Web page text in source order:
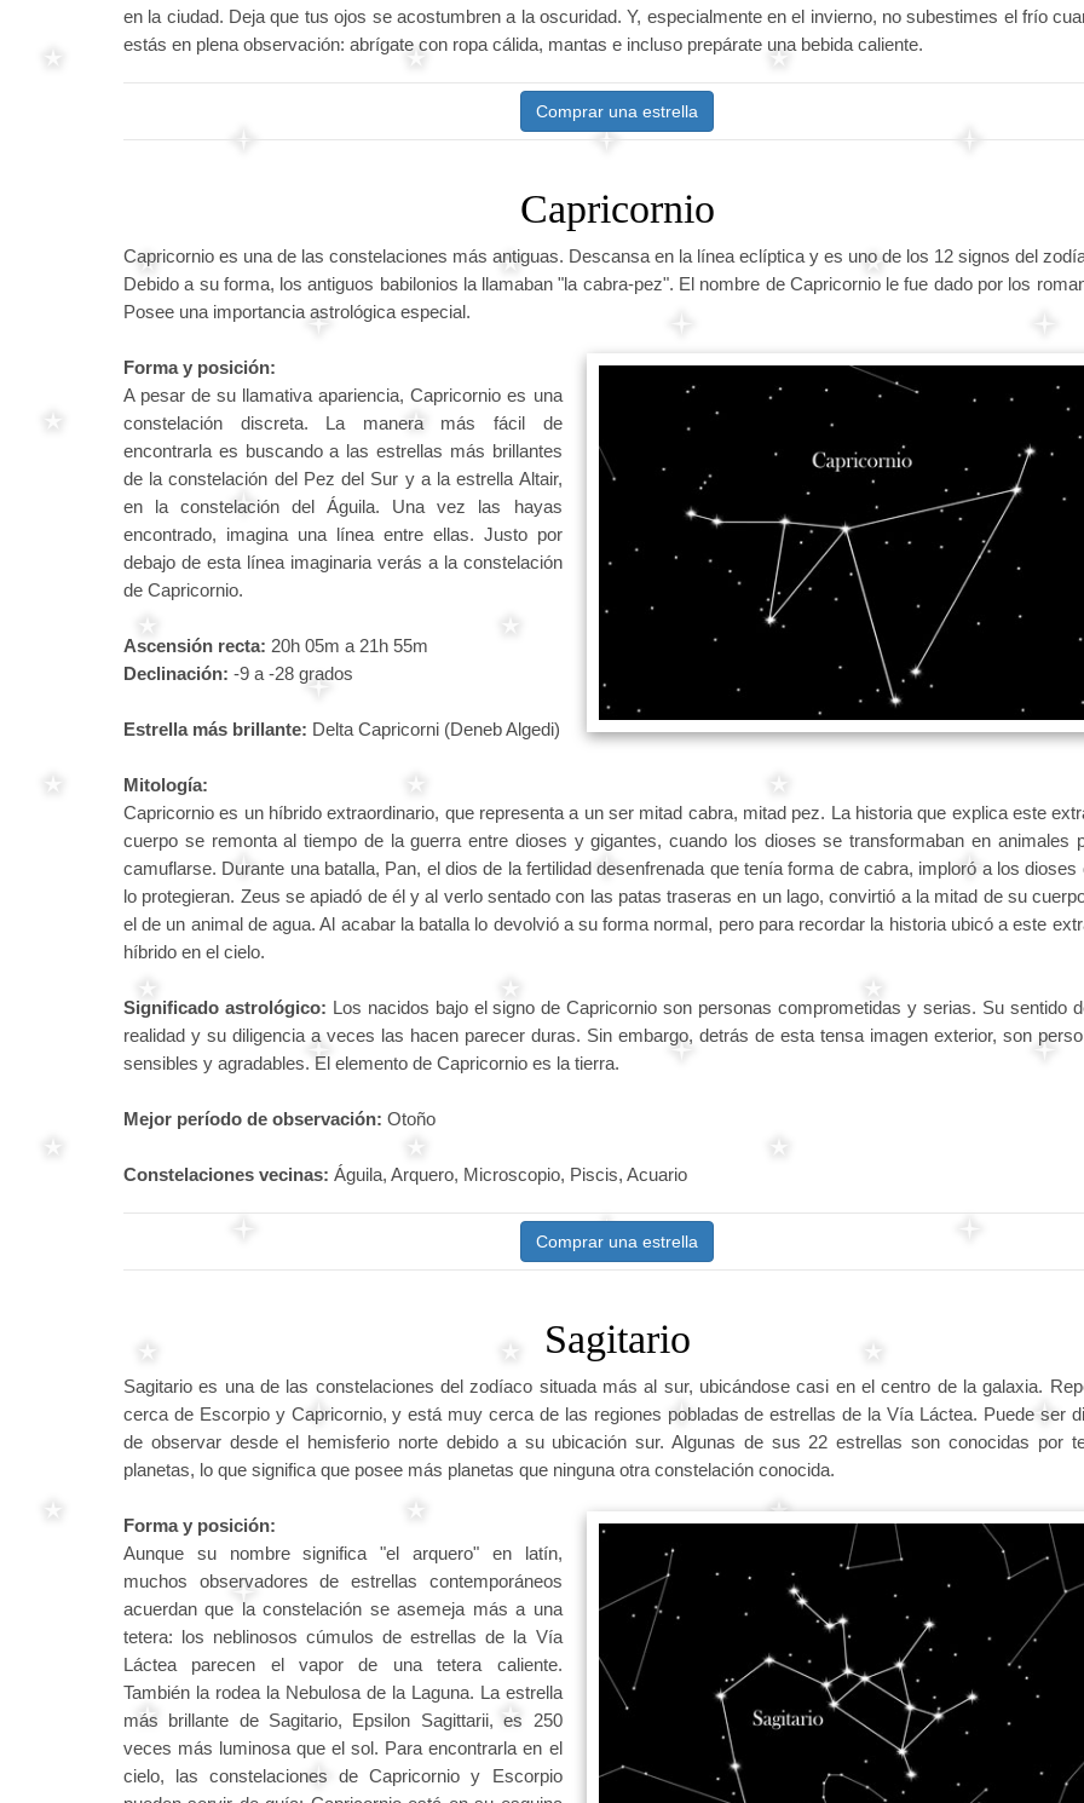
en la ciudad. Deja que tus ojos se acostumbren a la oscuridad. Y, especialmente en el invierno, no subestimes el frío
estás en plena observación: abrígate con ropa cálida, mantas e incluso prepárate una bebida caliente.
Comprar una estrella
Capricornio
Capricornio es una de las constelaciones más antiguas. Descansa en la línea eclíptica y es uno de los 12 signos del
Debido a su forma, los antiguos babilonios la llamaban "la cabra-pez". El nombre de Capricornio le fue dado por los
Posee una importancia astrológica especial.
Forma y posición:
A pesar de su llamativa apariencia, Capricornio es una
constelación discreta. La manera más fácil de
encontrarla es buscando a las estrellas más brillantes
de la constelación del Pez del Sur y a la estrella Altair,
en la constelación del Águila. Una vez las hayas
encontrado, imagina una línea entre ellas. Justo por
debajo de esta línea imaginaria verás a la constelación
de Capricornio.
Ascensión recta: 20h 05m a 21h 55m
Declinación: -9 a -28 grados
Estrella más brillante: Delta Capricorni (Deneb Algedi)
Mitología:
Capricornio es un híbrido extraordinario, que representa a un ser mitad cabra, mitad pez. La historia que explica este
cuerpo se remonta al tiempo de la guerra entre dioses y gigantes, cuando los dioses se transformaban en animales
camuflarse. Durante una batalla, Pan, el dios de la fertilidad desenfrenada que tenía forma de cabra, imploró a los dioses
lo protegieran. Zeus se apiadó de él y al verlo sentado con las patas traseras en un lago, convirtió a la mitad de su
el de un animal de agua. Al acabar la batalla lo devolvió a su forma normal, pero para recordar la historia ubicó a este
híbrido en el cielo.
Significado astrológico: Los nacidos bajo el signo de Capricornio son personas comprometidas y serias. Su sentido
realidad y su diligencia a veces las hacen parecer duras. Sin embargo, detrás de esta tensa imagen exterior, son
sensibles y agradables. El elemento de Capricornio es la tierra.
Mejor período de observación: Otoño
Constelaciones vecinas: Águila, Arquero, Microscopio, Piscis, Acuario
Comprar una estrella
Sagitario
Sagitario es una de las constelaciones del zodíaco situada más al sur, ubicándose casi en el centro de la galaxia.
cerca de Escorpio y Capricornio, y está muy cerca de las regiones pobladas de estrellas de la Vía Láctea. Puede ser
de observar desde el hemisferio norte debido a su ubicación sur. Algunas de sus 22 estrellas son conocidas por
planetas, lo que significa que posee más planetas que ninguna otra constelación conocida.
Forma y posición:
Aunque su nombre significa "el arquero" en latín,
muchos observadores de estrellas contemporáneos
acuerdan que la constelación se asemeja más a una
tetera: los neblinosos cúmulos de estrellas de la Vía
Láctea parecen el vapor de una tetera caliente.
También la rodea la Nebulosa de la Laguna. La estrella
más brillante de Sagitario, Epsilon Sagittarii, es 250
veces más luminosa que el sol. Para encontrarla en el
cielo, las constelaciones de Capricornio y Escorpio